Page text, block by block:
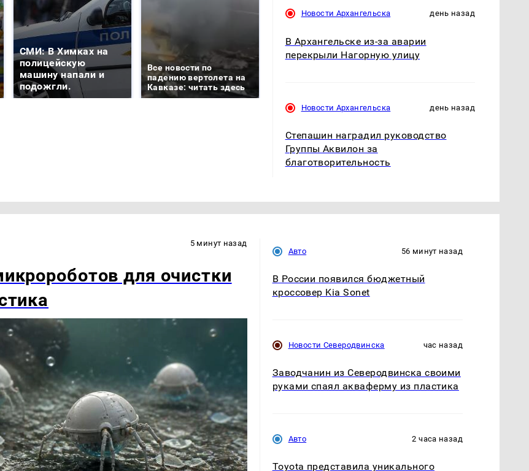
СМИ: В Химках на
полицейскую
машину напали и
подожгли.
Все новости по
падению вертолета на
Кавказе: читать здесь
Где будет встреча
Такую зиму в России
Новости Архангельска день назад
В Архангельске из-за аварии
перекрыли Нагорную улицу
Новости Архангельска день назад
Степашин наградил руководство
Группы Аквилон за
благотворительность
5 минут назад
для очистки
Авто 56 минут назад
В России появился бюджетный
кроссовер Kia Sonet
Новости Северодвинска час назад
Заводчанин из Северодвинска своими
руками спаял акваферму из пластика
Авто 2 часа назад
Toyota представила уникального